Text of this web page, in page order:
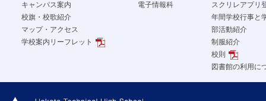
キャンパス案内
校旗・校歌紹介
マップ・アクセス
学校案内リーフレット
電子情報科
スクリレアプリ
年間学校行事と
部活動紹介
制服紹介
校則
図書館の利用に